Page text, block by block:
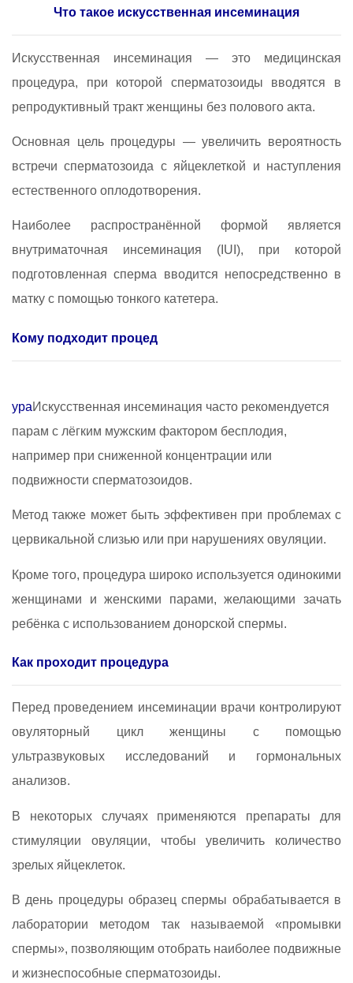
Что такое искусственная инсеминация
Искусственная инсеминация — это медицинская
процедура, при которой сперматозоиды вводятся в
репродуктивный тракт женщины без полового акта.
Основная цель процедуры — увеличить вероятность
встречи сперматозоида с яйцеклеткой и наступления
естественного оплодотворения.
Наиболее распространённой формой является
внутриматочная инсеминация (IUI), при которой
подготовленная сперма вводится непосредственно в
матку с помощью тонкого катетера.
Кому подходит процед
ураИскусственная инсеминация часто рекомендуется
парам с лёгким мужским фактором бесплодия,
например при сниженной концентрации или
подвижности сперматозоидов.
Метод также может быть эффективен при проблемах с
цервикальной слизью или при нарушениях овуляции.
Кроме того, процедура широко используется одинокими
женщинами и женскими парами, желающими зачать
ребёнка с использованием донорской спермы.
Как проходит процедура
Перед проведением инсеминации врачи контролируют
овуляторный цикл женщины с помощью
ультразвуковых исследований и гормональных
анализов.
В некоторых случаях применяются препараты для
стимуляции овуляции, чтобы увеличить количество
зрелых яйцеклеток.
В день процедуры образец спермы обрабатывается в
лаборатории методом так называемой «промывки
спермы», позволяющим отобрать наиболее подвижные
и жизнеспособные сперматозоиды.